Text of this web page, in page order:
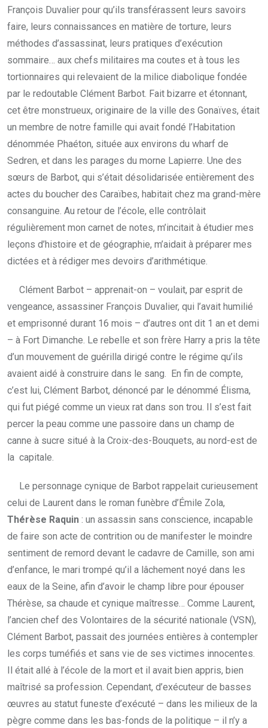
François Duvalier pour qu’ils transférassent leurs savoirs
faire, leurs connaissances en matière de torture, leurs
méthodes d’assassinat, leurs pratiques d’exécution
sommaire… aux chefs militaires ma coutes et à tous les
tortionnaires qui relevaient de la milice diabolique fondée
par le redoutable Clément Barbot. Fait bizarre et étonnant,
cet être monstrueux, originaire de la ville des Gonaïves, était
un membre de notre famille qui avait fondé l’Habitation
dénommée Phaéton, située aux environs du wharf de
Sedren, et dans les parages du morne Lapierre. Une des
sœurs de Barbot, qui s’était désolidarisée entièrement des
actes du boucher des Caraïbes, habitait chez ma grand-mère
consanguine. Au retour de l’école, elle contrôlait
régulièrement mon carnet de notes, m’incitait à étudier mes
leçons d’histoire et de géographie, m’aidait à préparer mes
dictées et à rédiger mes devoirs d’arithmétique.
Clément Barbot – apprenait-on – voulait, par esprit de
vengeance, assassiner François Duvalier, qui l’avait humilié
et emprisonné durant 16 mois – d’autres ont dit 1 an et demi
– à Fort Dimanche. Le rebelle et son frère Harry a pris la tête
d’un mouvement de guérilla dirigé contre le régime qu’ils
avaient aidé à construire dans le sang. En fin de compte,
c’est lui, Clément Barbot, dénoncé par le dénommé Élisma,
qui fut piégé comme un vieux rat dans son trou. Il s’est fait
percer la peau comme une passoire dans un champ de
canne à sucre situé à la Croix-des-Bouquets, au nord-est de
la capitale.
Le personnage cynique de Barbot rappelait curieusement
celui de Laurent dans le roman funèbre d’Émile Zola,
Thérèse Raquin : un assassin sans conscience, incapable
de faire son acte de contrition ou de manifester le moindre
sentiment de remord devant le cadavre de Camille, son ami
d’enfance, le mari trompé qu’il a lâchement noyé dans les
eaux de la Seine, afin d’avoir le champ libre pour épouser
Thérèse, sa chaude et cynique maîtresse… Comme Laurent,
l’ancien chef des Volontaires de la sécurité nationale (VSN),
Clément Barbot, passait des journées entières à contempler
les corps tuméfiés et sans vie de ses victimes innocentes.
Il était allé à l’école de la mort et il avait bien appris, bien
maîtrisé sa profession. Cependant, d’exécuteur de basses
œuvres au statut funeste d’exécuté – dans les milieux de la
pègre comme dans les bas-fonds de la politique – il n’y a